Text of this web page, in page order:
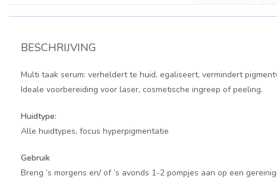
BESCHRIJVING
Multi taak serum: verheldert te huid, egaliseert, vermindert
Ideale voorbereiding voor laser, cosmetische ingreep of peeling.
Huidtype:
Alle huidtypes, focus hyperpigmentatie
Gebruik
Breng ’s morgens en/ of ’s avonds 1-2 pompjes aan op een